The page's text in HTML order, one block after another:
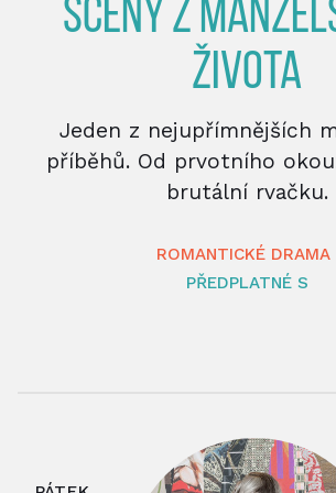
SCÉNY Z
ŽIVOTA
Jeden z nejupřímnějších
příběhů. Od prvotního
brutální rvačku.
ROMANTICKÉ DRAMA
PŘEDPLATNÉ S